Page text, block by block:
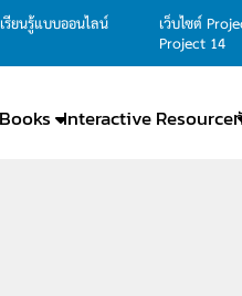
รียนรู้แบบออนไลน์
เว็บไซต์
Project 14
Interactive Resource